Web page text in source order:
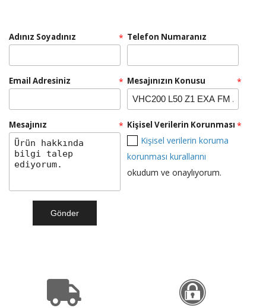
RULOPAK SENSÖRLÜ HAVLU MAKİNESİ 26 CM -
BEYAZ
Teklif Al!
SR 1601 B Akülü
Adınız Soyadınız * Telefon Numaranız
Email Adresiniz * Mesajınızın Konusu *
Mesajınız * Kişisel Verilerin Korunması
Kişisel verilerin koruma
korunması kurallarını
okudum ve onaylıyorum.
*